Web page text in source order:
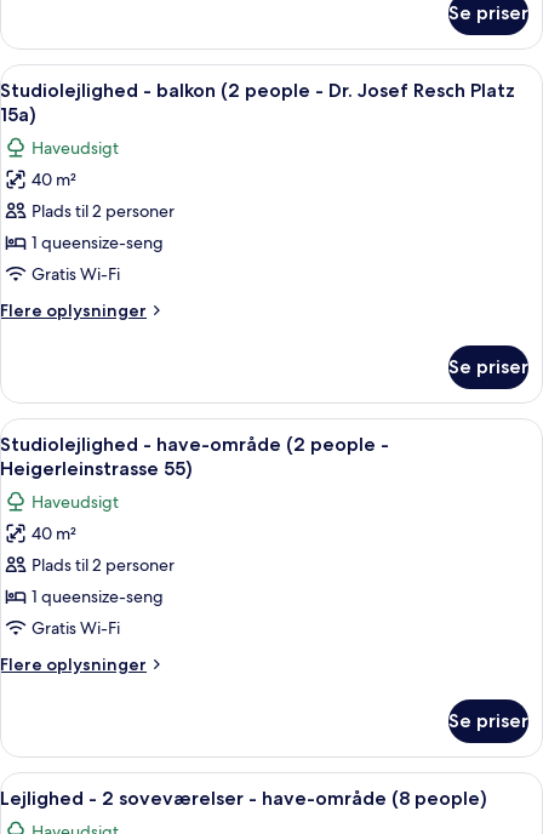
Dr.
Josef
Resch
Platz
15a)
-
have-
område
(2
people
Dr.
Josef
Resch
Platz
Se priser
Indlæs
alle
billeder
af
Studiolejlighed
-
balkon
(2
people
-
Josef
Resch
Platz
15a)
Et moderne køkken med
16
Studiolejlighed - balkon (2 people - Dr. Josef Resch Platz
15a)
Haveudsigt
40 m²
Plads til 2 personer
1 queensize-seng
Gratis Wi-Fi
Flere oplysninger
Flere
-
balkon
(2
people
Dr.
Josef
Resch
Platz
15a)
Se priser
Indlæs
alle
billeder
af
Studiolejlighed
-
have-
område
(2
people
Heigerleinstrasse
55)
Et moderne hotelværelse med en
8
Studiolejlighed - have-område (2 people -
Heigerleinstrasse 55)
Haveudsigt
40 m²
Plads til 2 personer
1 queensize-seng
Gratis Wi-Fi
Flere oplysninger
Flere
-
have-
område
Se priser
Indlæs
alle
En moderne stue med sofa,
23
Lejlighed - 2 soveværelser - have-område (8 people)